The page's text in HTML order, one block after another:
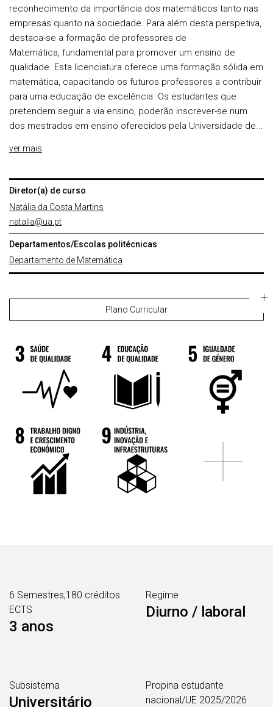
reconhecimento da importância dos matemáticos tanto nas
empresas quanto na sociedade. Para além desta perspetiva,
destaca-se a formação de professores de
Matemática, fundamental para promover um ensino de
qualidade. Esta licenciatura oferece uma formação sólida em
matemática, capacitando os futuros professores a contribuir
para uma educação de excelência. Os estudantes que
pretendem seguir a via ensino, poderão inscrever-se num
dos mestrados em ensino oferecidos pela Universidade de...
ver mais
Diretor(a) de curso
Natália da Costa Martins
natalia@ua.pt
Departamentos/Escolas politécnicas
Departamento de Matemática
Plano Curricular
6 Semestres,180 créditos
ECTS
3 anos
Regime
Diurno / laboral
Subsistema
Universitário
Propina estudante
nacional/UE 2025/2026